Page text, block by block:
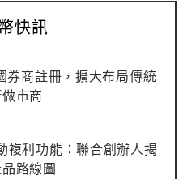
快訊
商註冊，擴大布局傳統
市商
複利功能：聯合創辦人揭
路線圖